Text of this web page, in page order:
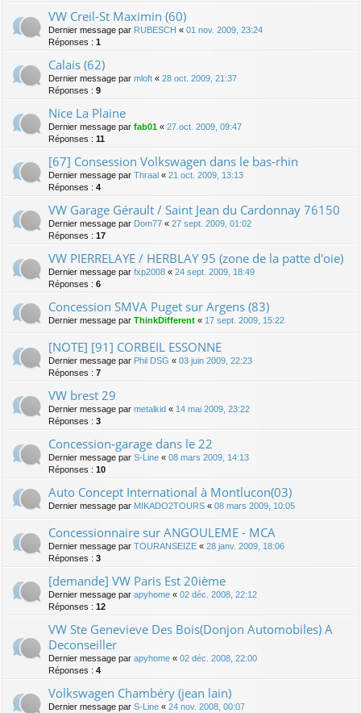
VW Creil-St Maximin (60)
Dernier message par RUBESCH « 01 nov. 2009, 23:24
Réponses : 1
Calais (62)
Dernier message par mloft « 28 oct. 2009, 21:37
Réponses : 9
Nice La Plaine
Dernier message par fab01 « 27 oct. 2009, 09:47
Réponses : 11
[67] Consession Volkswagen dans le bas-rhin
Dernier message par Thraal « 21 oct. 2009, 13:13
Réponses : 4
VW Garage Gérault / Saint Jean du Cardonnay 76150
Dernier message par Dom77 « 27 sept. 2009, 01:02
Réponses : 17
VW PIERRELAYE / HERBLAY 95 (zone de la patte d'oie)
Dernier message par fxp2008 « 24 sept. 2009, 18:49
Réponses : 6
Concession SMVA Puget sur Argens (83)
Dernier message par ThinkDifferent « 17 sept. 2009, 15:22
[NOTE] [91] CORBEIL ESSONNE
Dernier message par Phil DSG « 03 juin 2009, 22:23
Réponses : 7
VW brest 29
Dernier message par metalkid « 14 mai 2009, 23:22
Réponses : 3
Concession-garage dans le 22
Dernier message par S-Line « 08 mars 2009, 14:13
Réponses : 10
Auto Concept International à Montlucon(03)
Dernier message par MIKADO2TOURS « 08 mars 2009, 10:05
Concessionnaire sur ANGOULEME - MCA
Dernier message par TOURANSEIZE « 28 janv. 2009, 18:06
Réponses : 3
[demande] VW Paris Est 20ième
Dernier message par apyhome « 02 déc. 2008, 22:12
Réponses : 12
VW Ste Genevieve Des Bois(Donjon Automobiles) A
Deconseiller
Dernier message par apyhome « 02 déc. 2008, 22:00
Réponses : 4
Volkswagen Chambéry (jean lain)
Dernier message par S-Line « 24 nov. 2008, 00:07